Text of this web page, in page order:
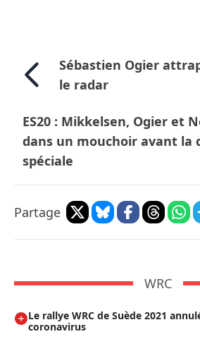
Sébastien Ogier
le radar
ES20 : Mikkelsen, Ogier et
dans un mouchoir avant la
spéciale
Partage
WRC
Le rallye WRC de Suède 2021
coronavirus